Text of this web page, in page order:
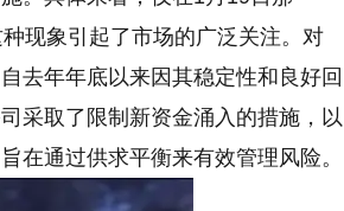
现象引起了市场的广泛关注。对
去年年底以来因其稳定性和良好回
采取了限制新资金涌入的措施，以
在通过供求平衡来有效管理风险。